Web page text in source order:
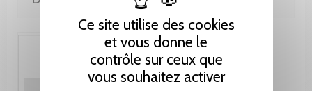
Ce site utilise des cookies
et vous donne le
contrôle sur ceux que
vous souhaitez activer